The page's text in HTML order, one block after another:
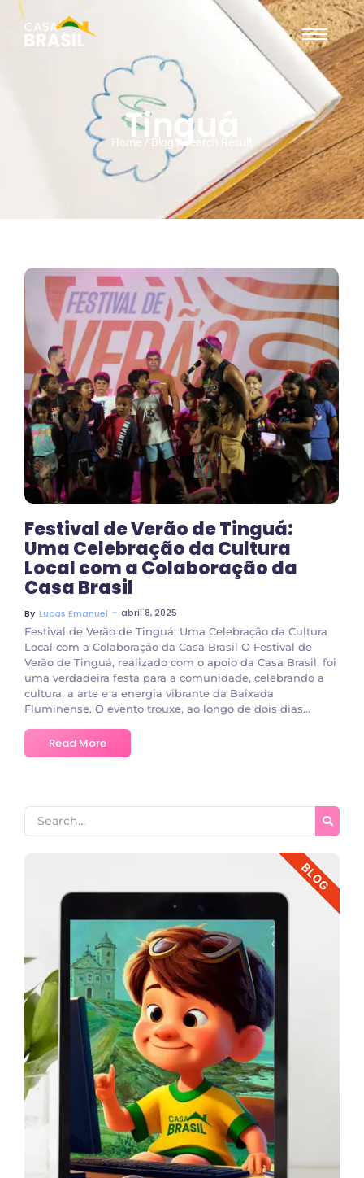
Tinguá
Home / Blog / Search Result
No Comments
Festival de Verão de Tinguá:
Uma Celebração da Cultura
Local com a Colaboração da
Casa Brasil
By Lucas Emanuel ~ abril 8, 2025
Festival de Verão de Tinguá: Uma Celebração da Cultura
Local com a Colaboração da Casa Brasil O Festival de
Verão de Tinguá, realizado com o apoio da Casa Brasil, foi
uma verdadeira festa para a comunidade, celebrando a
cultura, a arte e a energia vibrante da Baixada
Fluminense. O evento trouxe, ao longo de dois dias...
Read More
BLOG